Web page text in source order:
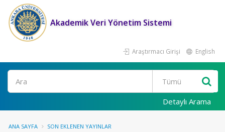
Akademik Veri Yönetim Sistemi
Araştırmacı Girişi English
Ara
Detaylı Arama
ANA SAYFA SON EKLENEN YAYINLAR